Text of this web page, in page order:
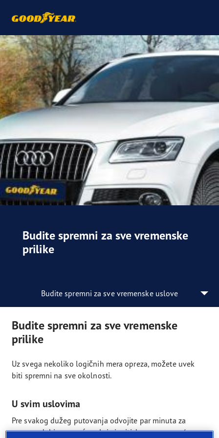
Budite spremni za sve vremenske
prilike
Budite spremni za sve vremenske uslove
Budite spremni za sve vremenske
prilike
Uz svega nekoliko logičnih mera opreza, možete uvek
biti spremni na sve okolnosti.
U svim uslovima
Pre svakog dužeg putovanja odvojite par minuta za
proveru dubine gazećeg sloja i pritiska u gumama (prema